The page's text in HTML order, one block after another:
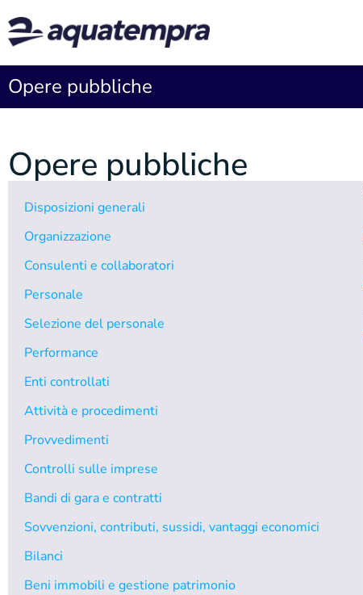
Opere pubbliche
Opere pubbliche
Disposizioni generali
Organizzazione
Consulenti e collaboratori
Personale
Selezione del personale
Performance
Enti controllati
Attività e procedimenti
Provvedimenti
Controlli sulle imprese
Bandi di gara e contratti
Sovvenzioni, contributi, sussidi, vantaggi economici
Bilanci
Beni immobili e gestione patrimonio